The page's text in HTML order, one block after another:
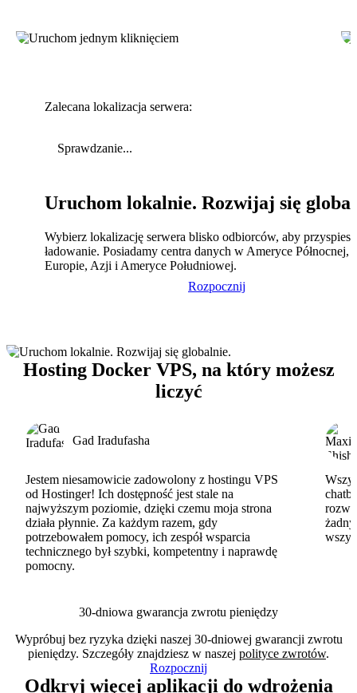
Zalecana lokalizacja serwera:
Sprawdzanie...
Uruchom lokalnie. Rozwijaj się
Wybierz lokalizację serwera blisko odbiorców, aby
ładowanie. Posiadamy centra danych w Ameryce Północnej,
Europie, Azji i Ameryce Południowej.
Rozpocznij
Hosting Docker VPS, na który możesz
liczyć
Gad Iradufasha
Jestem niesamowicie zadowolony z hostingu VPS
od Hostinger! Ich dostępność jest stale na
najwyższym poziomie, dzięki czemu moja strona
działa płynnie. Za każdym razem, gdy
potrzebowałem pomocy, ich zespół wsparcia
technicznego był szybki, kompetentny i naprawdę
pomocny.
30-dniowa gwarancja zwrotu pieniędzy
Wypróbuj bez ryzyka dzięki naszej 30-dniowej gwarancji zwrotu
pieniędzy. Szczegóły znajdziesz w naszej polityce zwrotów.
Rozpocznij
Odkryj więcej aplikacji do wdrożenia